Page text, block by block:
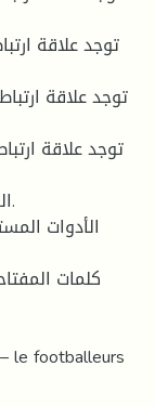
الأدوات
كلمات
le footballeurs